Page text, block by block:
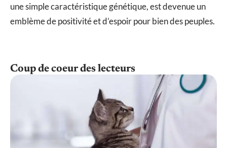
une simple caractéristique génétique, est devenue un
emblème de positivité et d’espoir pour bien des peuples.
Coup de coeur des lecteurs